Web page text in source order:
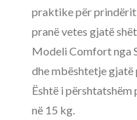
praktike për prindërit
pranë vetes gjatë
Modeli Comfort nga
dhe mbështetje
Është i përshtatshëm
në 15 kg.